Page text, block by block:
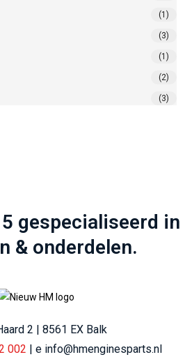
(1)
(3)
(1)
(2)
(3)
gespecialiseerd in
& onderdelen.
2 | 8561 EX Balk
002 | e info@hmenginesparts.nl